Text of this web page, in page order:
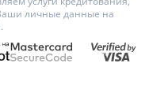
личные данные на